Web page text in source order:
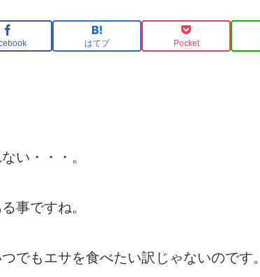
はてブ Pocket
い・・・。
事ですね。
でもエサを食べたい訳じゃないのです。